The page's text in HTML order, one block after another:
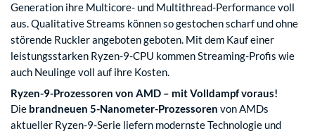
Generation ihre Multicore- und Multithread-Performance voll
aus. Qualitative Streams können so gestochen scharf und ohne
störende Ruckler angeboten geboten. Mit dem Kauf einer
leistungsstarken Ryzen-9-CPU kommen Streaming-Profis wie
auch Neulinge voll auf ihre Kosten.
Ryzen-9-Prozessoren von AMD – mit Volldampf voraus!
Die brandneuen 5-Nanometer-Prozessoren von AMDs
aktueller Ryzen-9-Serie liefern modernste Technologie und